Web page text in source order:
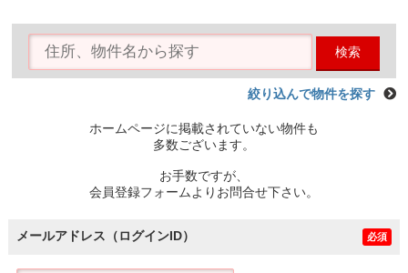
検索
絞り込んで物件を探す
ホームページに掲載されていない物件も
多数ございます。
お手数ですが、
会員登録フォームよりお問合せ下さい。
メールアドレス（ログインID） 必須